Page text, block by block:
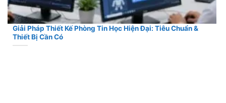
Giải Pháp Thiết Kế Phòng Tin Học Hiện Đại: Tiêu Chuẩn &
Thiết Bị Cần Có